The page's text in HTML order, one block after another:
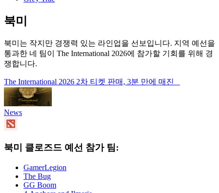
북미
북미는 작지만 경쟁력 있는 라인업을 선보입니다. 지역 예선을
통과한 네 팀이 The International 2026에 참가할 기회를 위해 경
쟁합니다.
The International 2026 2차 티켓 판매, 3분 만에 매진
News
북미 클로즈드 예선 참가 팀:
GamerLegion
The Bug
GG Boom